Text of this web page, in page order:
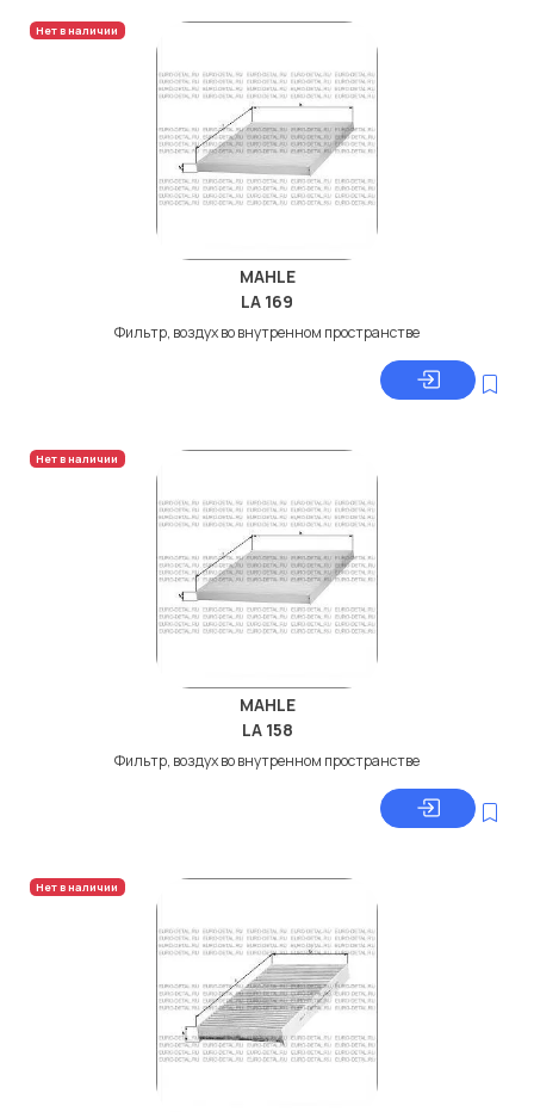
Нет в наличии
MAHLE
LA 169
Фильтр, воздух во внутренном пространстве
Нет в наличии
MAHLE
LA 158
Фильтр, воздух во внутренном пространстве
Нет в наличии